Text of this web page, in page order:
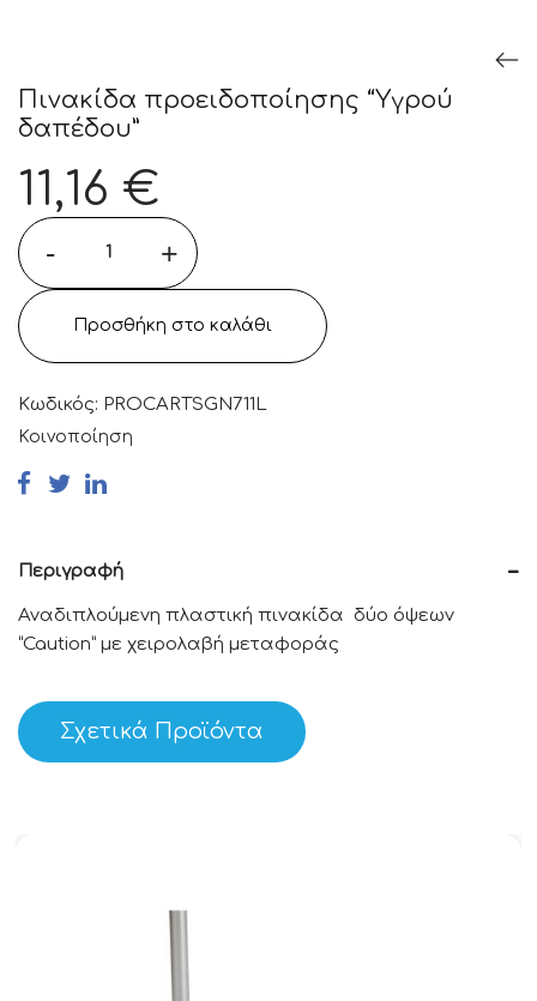
Πινακίδα προειδοποίησης “Υγρού
δαπέδου”
11,16 €
- +
Προσθήκη στο καλάθι
Κωδικός: PROCARTSGN711L
Κοινοποίηση
Περιγραφή
Αναδιπλούμενη πλαστική πινακίδα δύο όψεων
“Caution” με χειρολαβή μεταφοράς
Σχετικά Προϊόντα